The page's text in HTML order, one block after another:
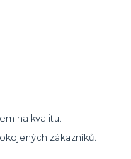
na kvalitu.
zákazníků.